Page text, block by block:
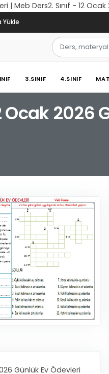
| Meb Ders2. Sınıf - 12
Yükle
3.SINIF 4.SINIF
Ocak
Günlük Ev Ödevleri